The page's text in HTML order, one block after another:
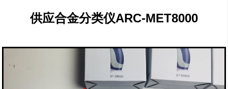
供应合金分类仪ARC-MET8000